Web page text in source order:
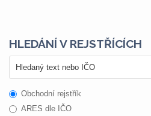
HLEDÁNÍ V REJSTŘÍCÍCH
Obchodní rejstřík
ARES dle IČO